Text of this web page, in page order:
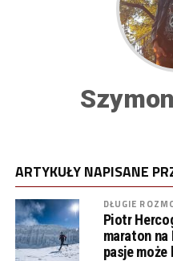
ARTYKUŁY NAPISANE
DŁUGIE
Piotr
maraton na
pasje może